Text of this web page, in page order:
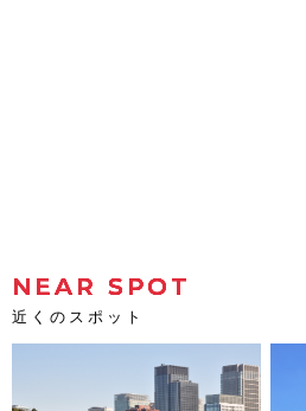
NEAR SPOT
近くのスポット